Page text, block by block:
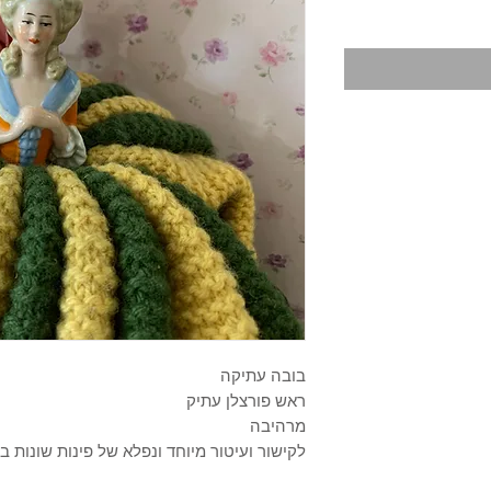
בובה עתיקה
ראש פורצלן עתיק
מרהיבה
לקישור ועיטור מיוחד ונפלא של פינות שונות